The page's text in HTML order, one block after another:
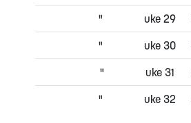
" uke 29
" uke 30
" uke 31
" uke 32